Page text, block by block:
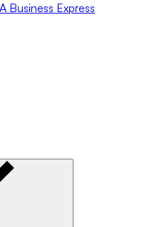
Business Express